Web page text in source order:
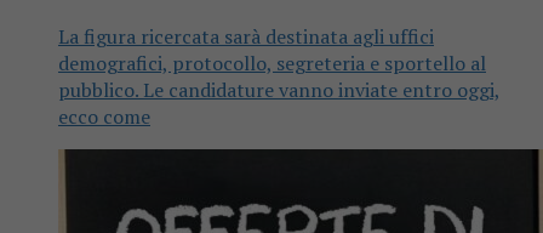
La figura ricercata sarà destinata agli uffici
demografici, protocollo, segreteria e sportello al
pubblico. Le candidature vanno inviate entro oggi,
ecco come